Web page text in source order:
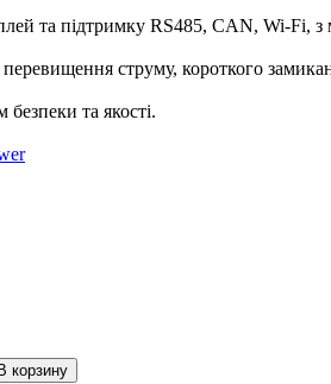
та підтримку RS485, CAN, Wi-Fi,
перевищення струму, короткого
безпеки та якості.
корзину